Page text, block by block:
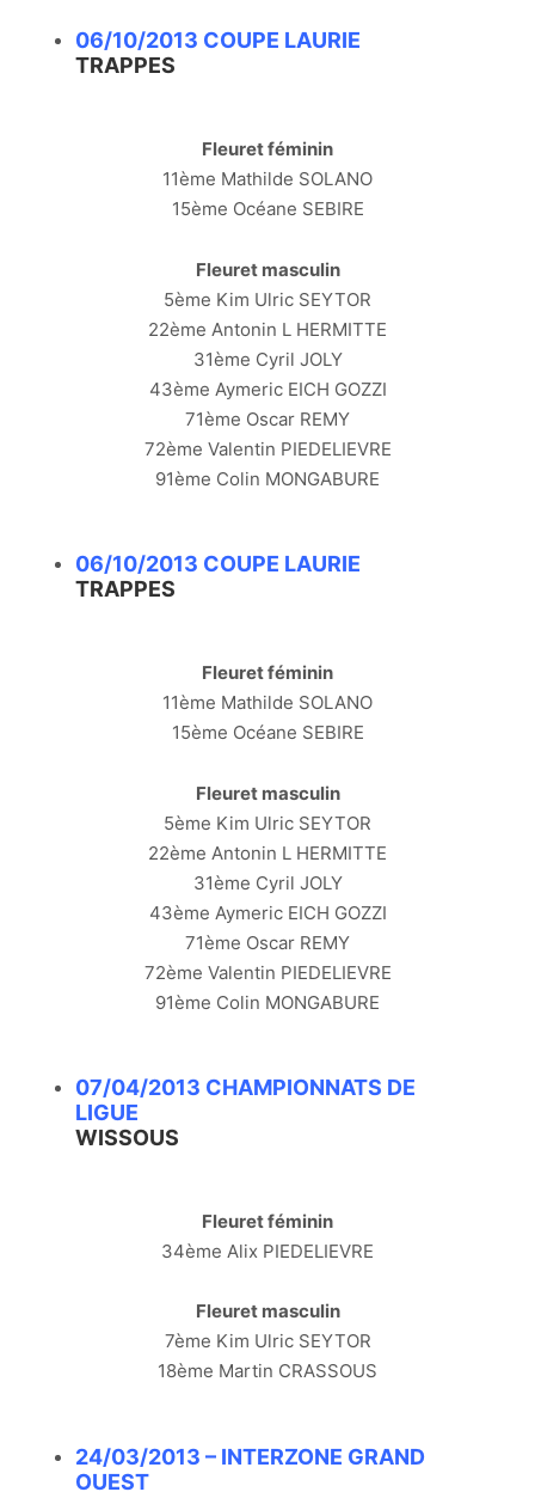
06/10/2013 COUPE LAURIE
TRAPPES
Fleuret féminin
11ème Mathilde SOLANO
15ème Océane SEBIRE
Fleuret masculin
5ème Kim Ulric SEYTOR
22ème Antonin L HERMITTE
31ème Cyril JOLY
43ème Aymeric EICH GOZZI
71ème Oscar REMY
72ème Valentin PIEDELIEVRE
91ème Colin MONGABURE
06/10/2013 COUPE LAURIE
TRAPPES
Fleuret féminin
11ème Mathilde SOLANO
15ème Océane SEBIRE
Fleuret masculin
5ème Kim Ulric SEYTOR
22ème Antonin L HERMITTE
31ème Cyril JOLY
43ème Aymeric EICH GOZZI
71ème Oscar REMY
72ème Valentin PIEDELIEVRE
91ème Colin MONGABURE
07/04/2013 CHAMPIONNATS DE
LIGUE
WISSOUS
Fleuret féminin
34ème Alix PIEDELIEVRE
Fleuret masculin
7ème Kim Ulric SEYTOR
18ème Martin CRASSOUS
24/03/2013 – INTERZONE GRAND
OUEST